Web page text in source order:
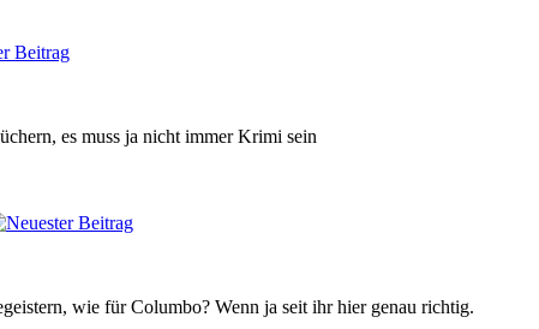
es muss ja nicht immer Krimi sein
wie für Columbo? Wenn ja seit ihr hier genau richtig.